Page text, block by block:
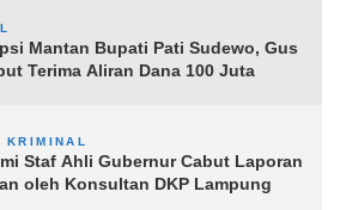
Mantan Bupati Pati Sudewo, Gus
Terima Aliran Dana 100 Juta
KRIMINAL
Staf Ahli Gubernur Cabut Laporan
oleh Konsultan DKP Lampung